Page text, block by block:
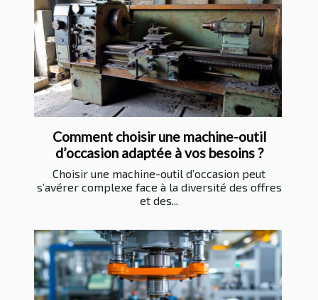
Comment choisir une machine-outil
d’occasion adaptée à vos besoins ?
Choisir une machine-outil d’occasion peut
s’avérer complexe face à la diversité des offres
et des...